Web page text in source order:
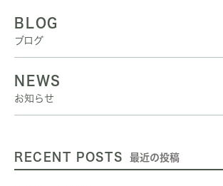
BLOG
ブログ
NEWS
お知らせ
RECENT POSTS 最近の投稿